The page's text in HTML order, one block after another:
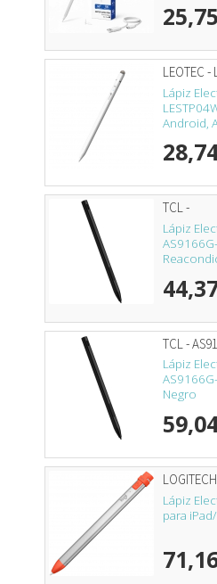
LEOTEC -
Lápiz
Android,
TCL -
Lápiz
TCL -
Lápiz
Negro
Lápiz
para